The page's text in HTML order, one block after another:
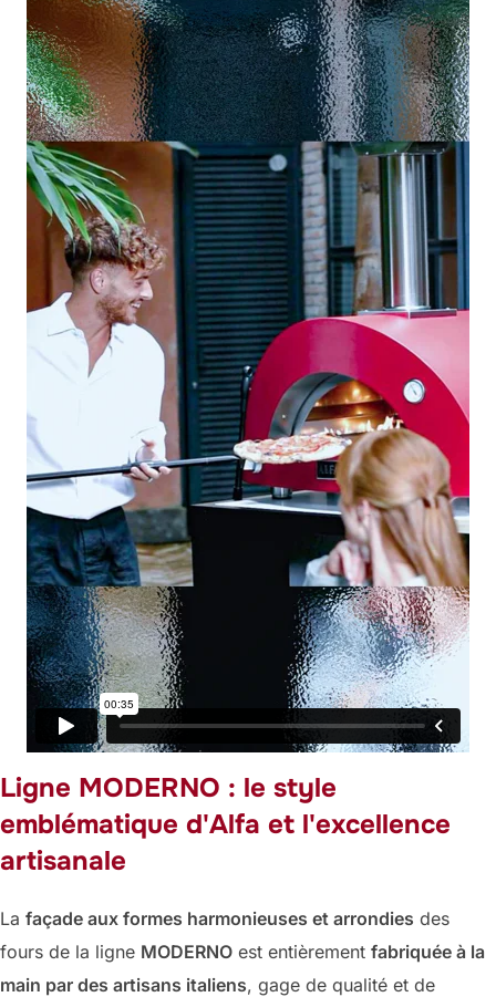
Ligne MODERNO : le style
emblématique d'Alfa et l'excellence
artisanale
La façade aux formes harmonieuses et arrondies des
fours de la ligne MODERNO est entièrement fabriquée à la
main par des artisans italiens, gage de qualité et de